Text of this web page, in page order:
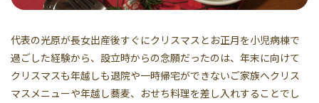
代表の光原が長女出産後すぐにクリスマスとお正月を小児病棟で
過ごした経験から、設立時からの念願だったのは、年末に向けて
クリスマスも年越しも退院や一時帰宅ができないご家族へクリス
マスメニューや年越し蕎麦、おせち料理を差し入れすることでし